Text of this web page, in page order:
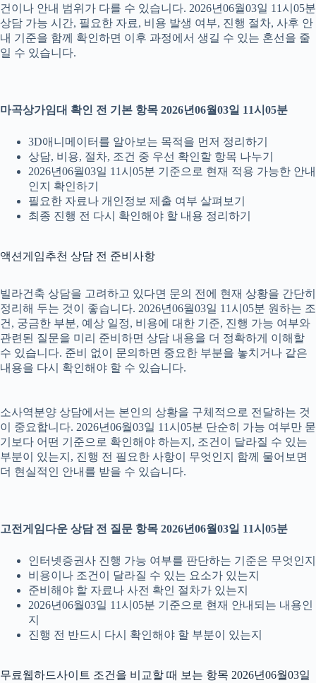
건이나 안내 범위가 다를 수 있습니다. 2026년06월03일 11시05분
상담 가능 시간, 필요한 자료, 비용 발생 여부, 진행 절차, 사후 안
내 기준을 함께 확인하면 이후 과정에서 생길 수 있는 혼선을 줄
일 수 있습니다.
마곡상가임대 확인 전 기본 항목 2026년06월03일 11시05분
3D애니메이터를 알아보는 목적을 먼저 정리하기
상담, 비용, 절차, 조건 중 우선 확인할 항목 나누기
2026년06월03일 11시05분 기준으로 현재 적용 가능한 안내
인지 확인하기
필요한 자료나 개인정보 제출 여부 살펴보기
최종 진행 전 다시 확인해야 할 내용 정리하기
액션게임추천 상담 전 준비사항
빌라건축 상담을 고려하고 있다면 문의 전에 현재 상황을 간단히
정리해 두는 것이 좋습니다. 2026년06월03일 11시05분 원하는 조
건, 궁금한 부분, 예상 일정, 비용에 대한 기준, 진행 가능 여부와
관련된 질문을 미리 준비하면 상담 내용을 더 정확하게 이해할
수 있습니다. 준비 없이 문의하면 중요한 부분을 놓치거나 같은
내용을 다시 확인해야 할 수 있습니다.
소사역분양 상담에서는 본인의 상황을 구체적으로 전달하는 것
이 중요합니다. 2026년06월03일 11시05분 단순히 가능 여부만 묻
기보다 어떤 기준으로 확인해야 하는지, 조건이 달라질 수 있는
부분이 있는지, 진행 전 필요한 사항이 무엇인지 함께 물어보면
더 현실적인 안내를 받을 수 있습니다.
고전게임다운 상담 전 질문 항목 2026년06월03일 11시05분
인터넷증권사 진행 가능 여부를 판단하는 기준은 무엇인지
비용이나 조건이 달라질 수 있는 요소가 있는지
준비해야 할 자료나 사전 확인 절차가 있는지
2026년06월03일 11시05분 기준으로 현재 안내되는 내용인
지
진행 전 반드시 다시 확인해야 할 부분이 있는지
무료웹하드사이트 조건을 비교할 때 보는 항목 2026년06월03일